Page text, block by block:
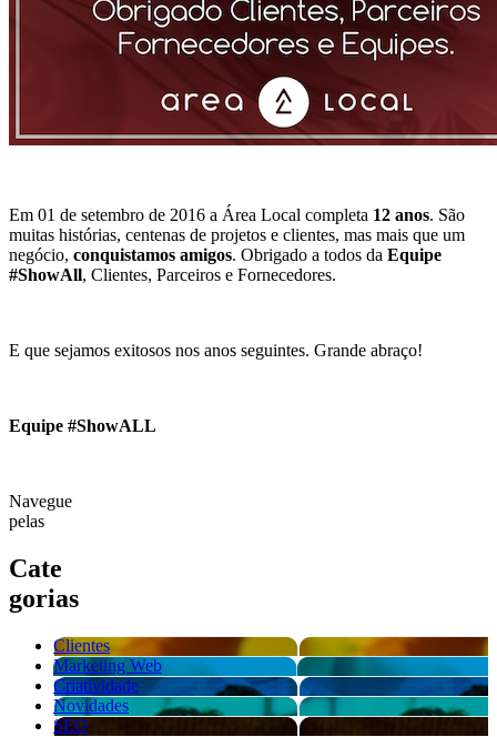
Em 01 de setembro de 2016 a Área Local completa 12 anos. São
muitas histórias, centenas de projetos e clientes, mas mais que um
negócio, conquistamos amigos. Obrigado a todos da Equipe
#ShowAll, Clientes, Parceiros e Fornecedores.
E que sejamos exitosos nos anos seguintes. Grande abraço!
Equipe #ShowALL
Navegue
pelas
Cate
gorias
Clientes
Marketing Web
Criatividade
Novidades
SEO